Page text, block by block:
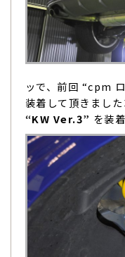
ッで、前回 “cpm
装着して頂きまし
“KW Ver.3” を装